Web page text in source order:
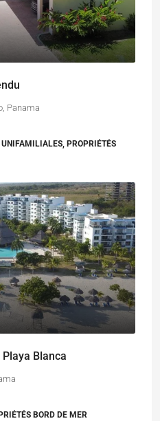
Panama
PROPRIÉTÉS
Blanca
BORD DE MER